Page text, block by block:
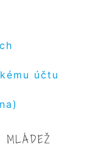
účtu
MLÁDEŽ